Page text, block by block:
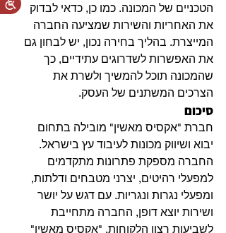
הטכניים של המכונה. כמו כן, כדאי לבדוק
את האחריות והשירות שמציעה החברה
המייצרת. בהליך בחירה נכון, יש לבחון גם
את האפשרות לשדרוגים עתידיים, כך
שהמכונה תוכל להמשיך ולשרת את
הצרכים המשתנים של העסק.
סיכום
חברת "אקסיס מאשין" מובילה בתחום
יבוא ושיווק מכונות לעיבוד עץ בישראל.
החברה מספקת פתרונות מתקדמים
למפעלי רהיטים, יצרני מטבחים ודלתות,
ומפעלי נגרות ונגריות. עם דגש על יושר
ושירות יוצא דופן, החברה מתחייבת
לשביעות רצון הלקוחות. "אקסיס מאשין"